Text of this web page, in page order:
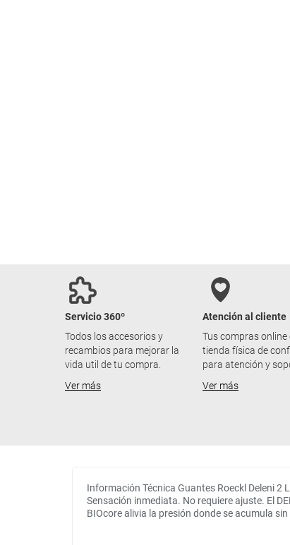
Servicio 360º
Todos los accesorios y
recambios para mejorar la
vida util de tu compra.
Ver más
Atención al cliente
Tus compras online
tienda física de
para atención y
Ver más
Información Técnica Guantes Roeckl Deleni 2
Sensación inmediata. No requiere ajuste. El
BIOcore alivia la presión donde se acumula